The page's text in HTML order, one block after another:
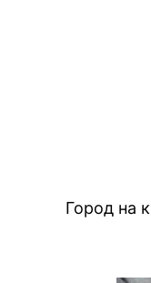
Город на